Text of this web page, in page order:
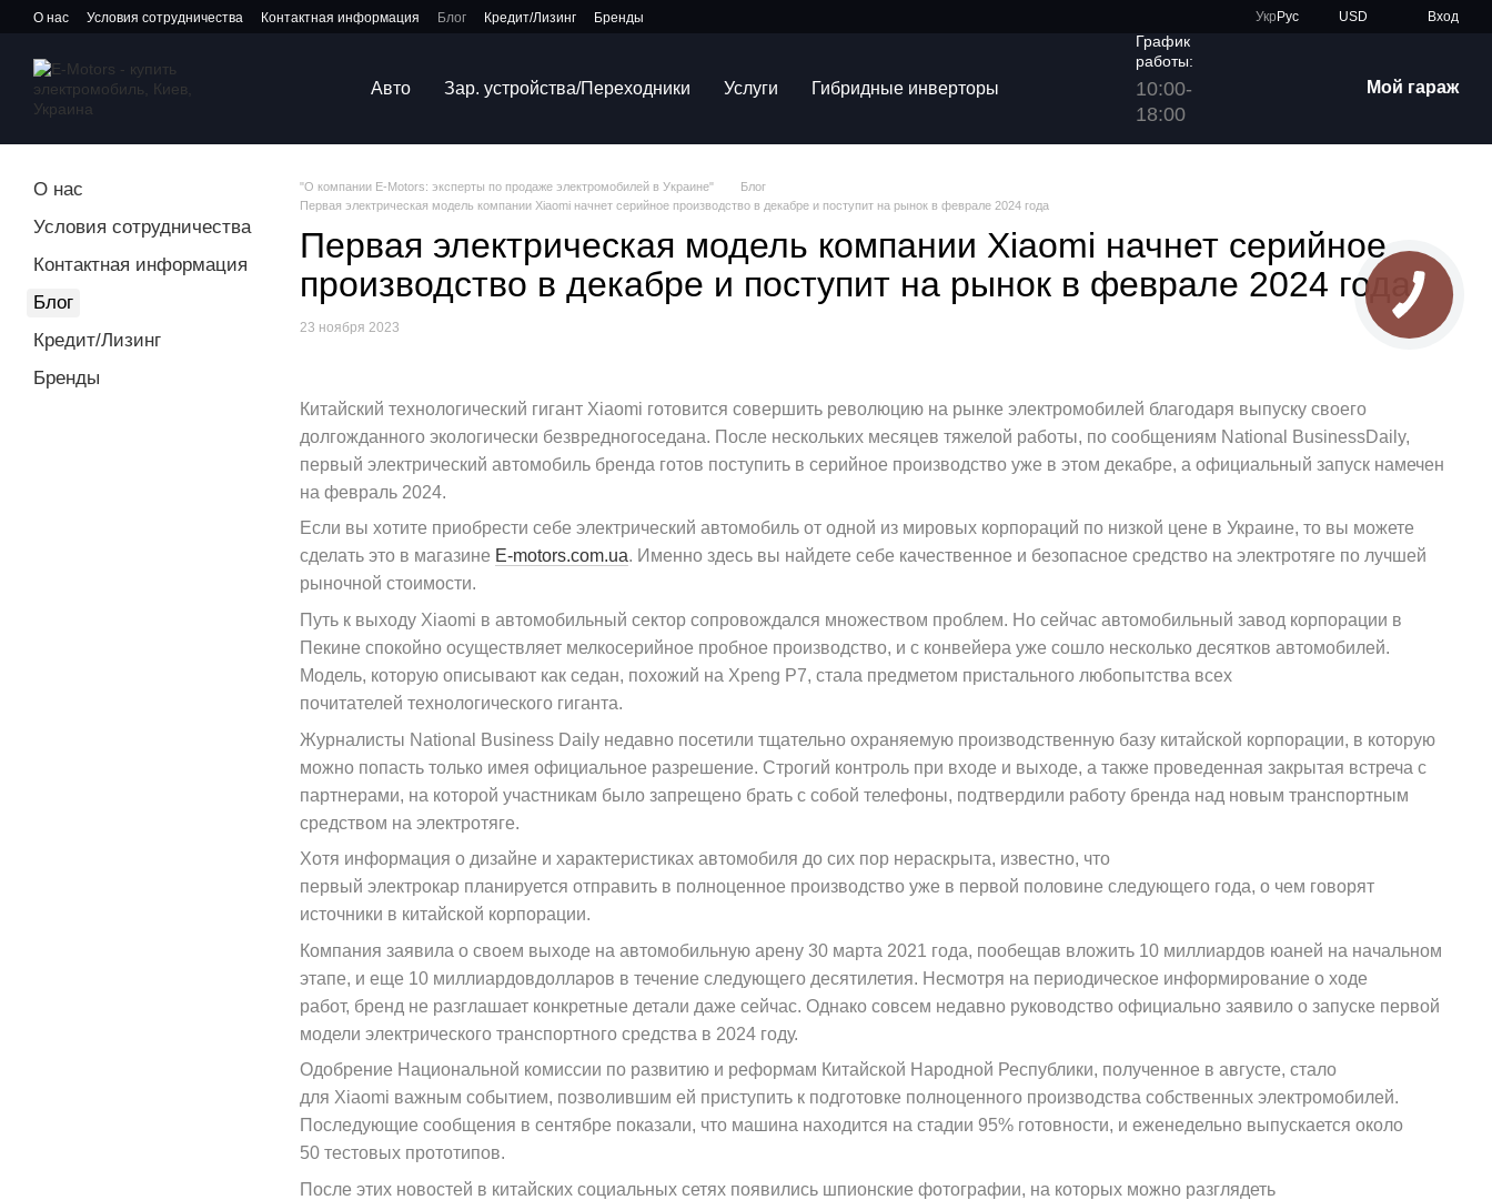
Перейти к основному контенту
О нас Условия сотрудничества Контактная информация Блог Кредит/Лизинг Бренды Укр Рус USD Вход
Авто Зар. устройства/Переходники Услуги Гибридные инверторы
График
работы:
10:00-
18:00
Мой гараж
"О компании E-Motors: эксперты по продаже электромобилей в Украине"
Блог
Первая электрическая модель компании Xiaomi начнет серийное производство в декабре и поступит на рынок в феврале 2024 года
Первая электрическая модель компании Xiaomi начнет серийное
производство в декабре и поступит на рынок в феврале 2024 года
23 ноября 2023
Китайский технологический гигант Xiaomi готовится совершить революцию на рынке электромобилей благодаря выпуску своего
долгожданного экологически безвредногоседана. После нескольких месяцев тяжелой работы, по сообщениям National BusinessDaily,
первый электрический автомобиль бренда готов поступить в серийное производство уже в этом декабре, а официальный запуск намечен
на февраль 2024.
Если вы хотите приобрести себе электрический автомобиль от одной из мировых корпораций по низкой цене в Украине, то вы можете
сделать это в магазине E-motors.com.ua. Именно здесь вы найдете себе качественное и безопасное средство на электротяге по лучшей
рыночной стоимости.​​​​​​​
Путь к выходу Xiaomi в автомобильный сектор сопровождался множеством проблем. Но сейчас автомобильный завод корпорации в
Пекине спокойно осуществляет мелкосерийное пробное производство, и с конвейера уже сошло несколько десятков автомобилей.
Модель, которую описывают как седан, похожий на Xpeng P7, стала предметом пристального любопытства всех
почитателей технологического гиганта.
Журналисты National Business Daily недавно посетили тщательно охраняемую производственную базу китайской корпорации, в которую
можно попасть только имея официальное разрешение. Строгий контроль при входе и выходе, а также проведенная закрытая встреча с
партнерами, на которой участникам было запрещено брать с собой телефоны, подтвердили работу бренда над новым транспортным
средством на электротяге.
Хотя информация о дизайне и характеристиках автомобиля до сих пор нераскрыта, известно, что
первый электрокар планируется отправить в полноценное производство уже в первой половине следующего года, о чем говорят
источники в китайской корпорации.
Компания заявила о своем выходе на автомобильную арену 30 марта 2021 года, пообещав вложить 10 миллиардов юаней на начальном
этапе, и еще 10 миллиардовдолларов в течение следующего десятилетия. Несмотря на периодическое информирование о ходе
работ, бренд не разглашает конкретные детали даже сейчас. Однако совсем недавно руководство официально заявило о запуске первой
модели электрического транспортного средства в 2024 году.
Одобрение Национальной комиссии по развитию и реформам Китайской Народной Республики, полученное в августе, стало
для Xiaomi важным событием, позволившим ей приступить к подготовке полноценного производства собственных электромобилей.
Последующие сообщения в сентябре показали, что машина находится на стадии 95% готовности, и еженедельно выпускается около
50 тестовых прототипов.
После этих новостей в китайских социальных сетях появились шпионские фотографии, на которых можно разглядеть
О нас
Условия сотрудничества
Контактная информация
Блог
Кредит/Лизинг
Бренды